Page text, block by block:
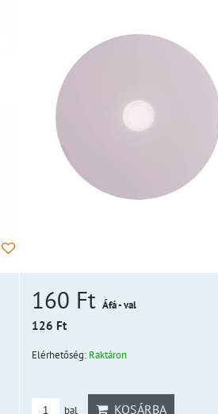
160 Ft Áfá - val
126 Ft
Elérhetőség: Raktáron
bal KOSÁRBA